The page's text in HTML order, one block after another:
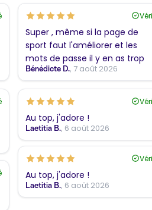
Super , même si la page de
sport faut l'améliorer et les
mots de passe il y en as trop
Bénédicte D., 7 août 2026
Au top, j'adore !
Laetitia B., 6 août 2026
Au top, j'adore !
Laetitia B., 6 août 2026